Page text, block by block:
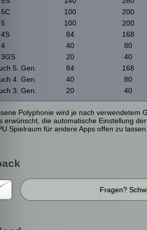
100
200
100
200
84
168
40
80
20
40
5. Gen.
84
168
4. Gen.
40
80
3. Gen.
20 40
Polyphonie wird je nach verwendetem
erwünscht, die automatische Einstellung
Spielraum für andere Apps offen zu
Fragen?